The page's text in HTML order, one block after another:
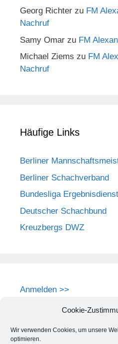
Cookie-
Wir verwenden Cookies, um unsere
optimieren.
Georg Richter zu FM
Nachruf
Samy Omar zu FM
Michael Ziems zu FM
Nachruf
Häufige Links
Berliner
Berliner Schachverband
Bundesliga Ergebnisdienst
Deutscher Schachbund
Kreuzbergs DWZ
Anmelden >>